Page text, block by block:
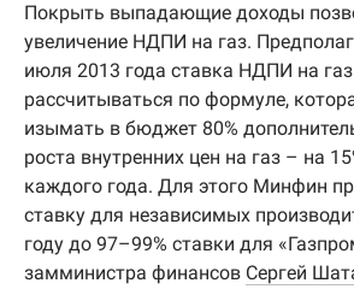
Покрыть выпадающие доходы
увеличение НДПИ на газ.
июля 2013 года ставка НДПИ на
рассчитываться по формуле,
изымать в бюджет 80%
роста внутренних цен на газ – на
каждого года. Для этого Минфин
ставку для независимых
году до 97–99% ставки для
замминистра финансов Сергей